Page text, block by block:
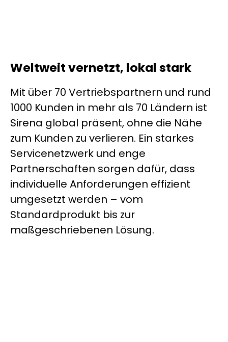
Weltweit vernetzt, lokal stark
Mit über 70 Vertriebspartnern und rund
1000 Kunden in mehr als 70 Ländern ist
Sirena global präsent, ohne die Nähe
zum Kunden zu verlieren. Ein starkes
Servicenetzwerk und enge
Partnerschaften sorgen dafür, dass
individuelle Anforderungen effizient
umgesetzt werden – vom
Standardprodukt bis zur
maßgeschriebenen Lösung.